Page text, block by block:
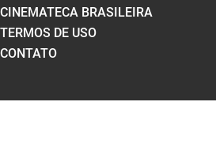
CINEMATECA BRASILEIRA
TERMOS DE USO
CONTATO